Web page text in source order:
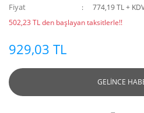
Fiyat
774,19 TL +
502,23 TL den başlayan taksitlerle!!
929,03 TL
GELİNCE